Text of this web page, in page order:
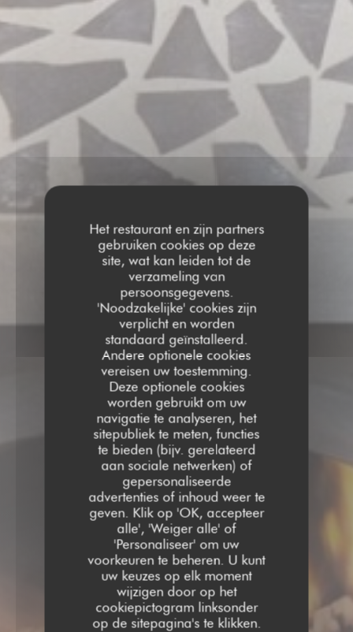
Het restaurant en zijn partners
gebruiken cookies op deze
site, wat kan leiden tot de
verzameling van
persoonsgegevens.
'Noodzakelijke' cookies zijn
verplicht en worden
standaard geïnstalleerd.
Andere optionele cookies
vereisen uw toestemming.
Deze optionele cookies
worden gebruikt om uw
navigatie te analyseren, het
sitepubliek te meten, functies
te bieden (bijv. gerelateerd
aan sociale netwerken) of
gepersonaliseerde
advertenties of inhoud weer te
geven. Klik op 'OK, accepteer
alle', 'Weiger alle' of
'Personaliseer' om uw
voorkeuren te beheren. U kunt
uw keuzes op elk moment
wijzigen door op het
cookiepictogram linksonder
op de sitepagina's te klikken.
AU FEU DE BOIS
TRADITIONEEL RESTAURANT
BEAURAINS